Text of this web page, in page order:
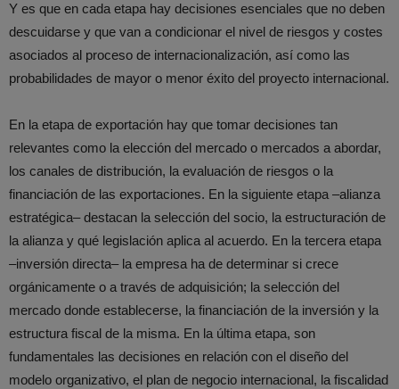
Y es que en cada etapa hay decisiones esenciales que no deben
descuidarse y que van a condicionar el nivel de riesgos y costes
asociados al proceso de internacionalización, así como las
probabilidades de mayor o menor éxito del proyecto internacional.
En la etapa de exportación hay que tomar decisiones tan
relevantes como la elección del mercado o mercados a abordar,
los canales de distribución, la evaluación de riesgos o la
financiación de las exportaciones. En la siguiente etapa –alianza
estratégica– destacan la selección del socio, la estructuración de
la alianza y qué legislación aplica al acuerdo. En la tercera etapa
–inversión directa– la empresa ha de determinar si crece
orgánicamente o a través de adquisición; la selección del
mercado donde establecerse, la financiación de la inversión y la
estructura fiscal de la misma. En la última etapa, son
fundamentales las decisiones en relación con el diseño del
modelo organizativo, el plan de negocio internacional, la fiscalidad